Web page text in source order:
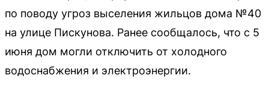
по поводу угроз выселения жильцов дома №40
на улице Пискунова. Ранее сообщалось, что с 5
июня дом могли отключить от холодного
водоснабжения и электроэнергии.